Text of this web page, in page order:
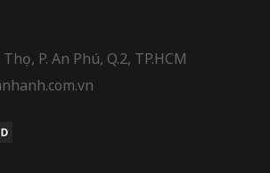
P. An Phú, Q.2, TP.HCM